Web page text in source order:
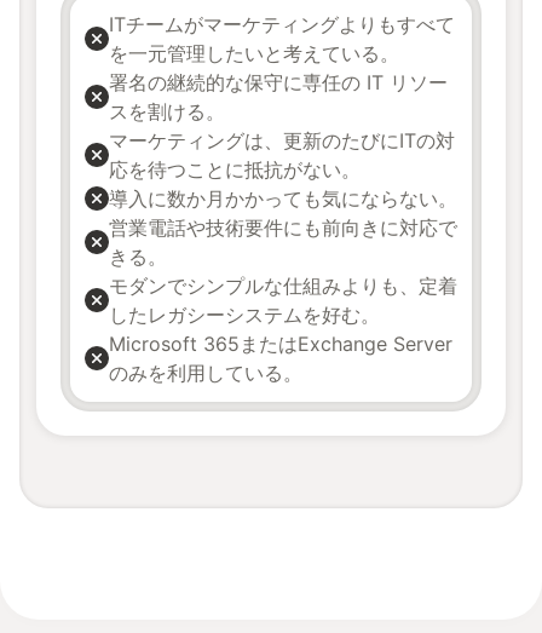
ITチームがマーケティングよりもすべて
を一元管理したいと考えている。
署名の継続的な保守に専任の IT リソー
スを割ける。
マーケティングは、更新のたびにITの対
応を待つことに抵抗がない。
導入に数か月かかっても気にならない。
営業電話や技術要件にも前向きに対応で
きる。
モダンでシンプルな仕組みよりも、定着
したレガシーシステムを好む。
Microsoft 365またはExchange Server
のみを利用している。